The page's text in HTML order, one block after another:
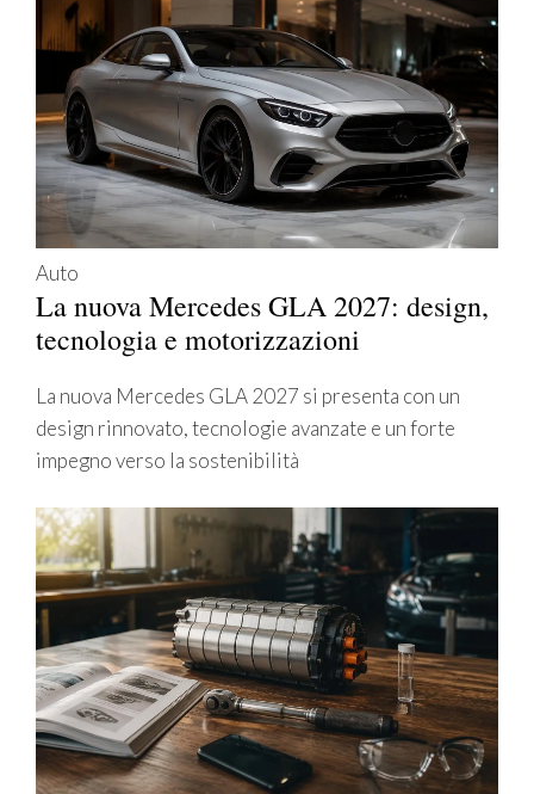
Auto
La nuova Mercedes GLA 2027: design,
tecnologia e motorizzazioni
La nuova Mercedes GLA 2027 si presenta con un
design rinnovato, tecnologie avanzate e un forte
impegno verso la sostenibilità